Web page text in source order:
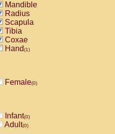
Mandible
Radius
Scapula
Tibia
Coxae
Hand(1)
Female(0)
Infant(0)
Adult(0)